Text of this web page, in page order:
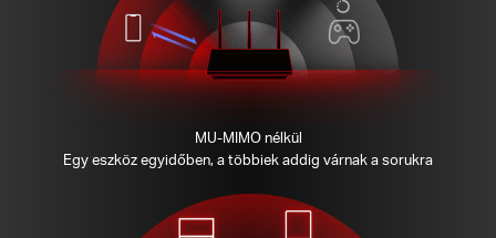
MU-MIMO nélkül
Egy eszköz egyidőben, a többiek addig várnak a sorukra